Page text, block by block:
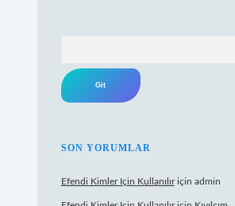
SON YORUMLAR
Efendi Kimler Için Kullanılıriçin admin